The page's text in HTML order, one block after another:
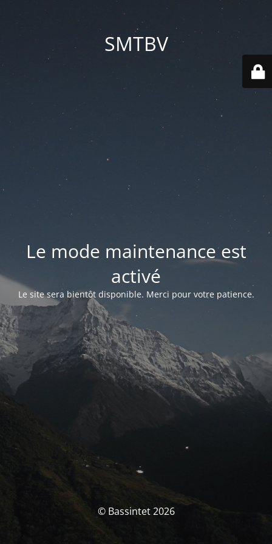
SMTBV
Le mode maintenance est
activé
Le site sera bientôt disponible. Merci pour votre patience.
© Bassintet 2026